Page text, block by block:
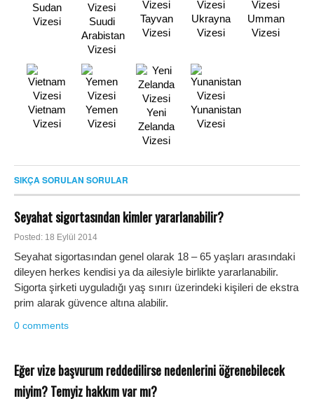
Sudan
Vizesi
Suudi
Arabistan
Vizesi
Tayvan
Vizesi
Ukrayna
Vizesi
Umman
Vizesi
Vietnam
Vizesi
Yemen
Vizesi
Yeni
Zelanda
Vizesi
Yunanistan
Vizesi
SIKÇA SORULAN SORULAR
Seyahat sigortasından kimler yararlanabilir?
Posted: 18 Eylül 2014
Seyahat sigortasından genel olarak 18 – 65 yaşları arasındaki
dileyen herkes kendisi ya da ailesiyle birlikte yararlanabilir.
Sigorta şirketi uyguladığı yaş sınırı üzerindeki kişileri de ekstra
prim alarak güvence altına alabilir.
0 comments
Eğer vize başvurum reddedilirse nedenlerini öğrenebilecek
miyim? Temyiz hakkım var mı?